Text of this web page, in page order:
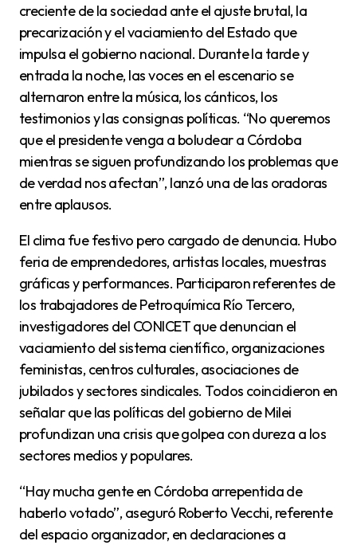
creciente de la sociedad ante el ajuste brutal, la
precarización y el vaciamiento del Estado que
impulsa el gobierno nacional. Durante la tarde y
entrada la noche, las voces en el escenario se
alternaron entre la música, los cánticos, los
testimonios y las consignas políticas. “No queremos
que el presidente venga a boludear a Córdoba
mientras se siguen profundizando los problemas que
de verdad nos afectan”, lanzó una de las oradoras
entre aplausos.
El clima fue festivo pero cargado de denuncia. Hubo
feria de emprendedores, artistas locales, muestras
gráficas y performances. Participaron referentes de
los trabajadores de Petroquímica Río Tercero,
investigadores del CONICET que denuncian el
vaciamiento del sistema científico, organizaciones
feministas, centros culturales, asociaciones de
jubilados y sectores sindicales. Todos coincidieron en
señalar que las políticas del gobierno de Milei
profundizan una crisis que golpea con dureza a los
sectores medios y populares.
“Hay mucha gente en Córdoba arrepentida de
haberlo votado”, aseguró Roberto Vecchi, referente
del espacio organizador, en declaraciones a